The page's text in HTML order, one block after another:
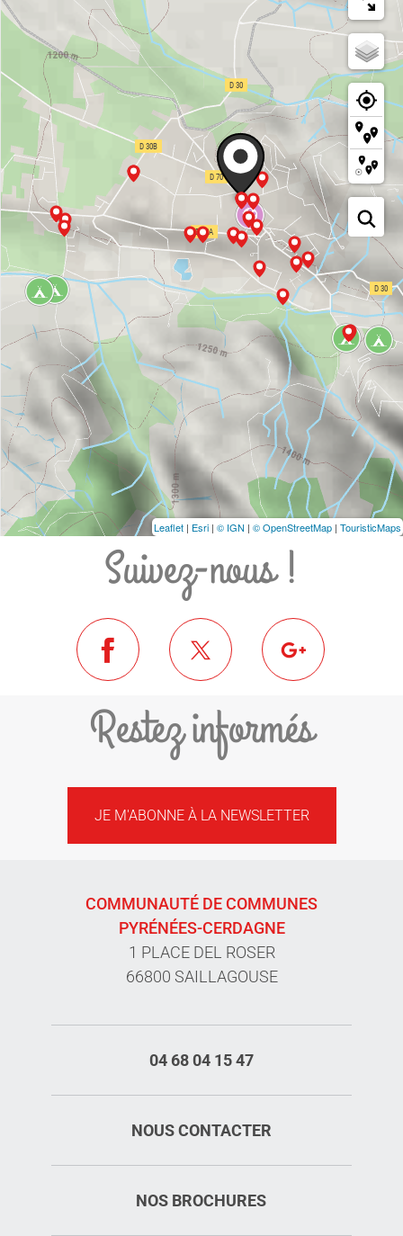
Leaflet | Esri | © IGN | © OpenStreetMap | TouristicMaps
Suivez-nous !
Restez informés
JE M'ABONNE À LA NEWSLETTER
COMMUNAUTÉ DE COMMUNES
PYRÉNÉES-CERDAGNE
1 PLACE DEL ROSER
66800 SAILLAGOUSE
04 68 04 15 47
NOUS CONTACTER
NOS BROCHURES